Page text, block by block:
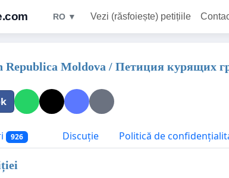
RO ▼ Vezi (răsfoiește) petițiile
Moldova / Петиция курящих
926 Discuție Politică de